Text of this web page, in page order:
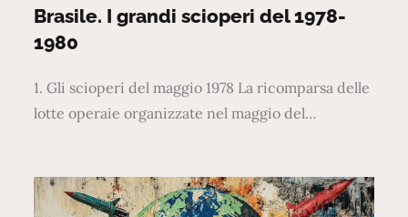
Brasile. I grandi scioperi del 1978-
1980
1. Gli scioperi del maggio 1978 La ricomparsa delle
lotte operaie organizzate nel maggio del…